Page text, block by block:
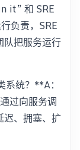
it” 和 SRE
负责，SRE
队把服务运行
统？**A：
过向服务调
迟、拥塞、扩